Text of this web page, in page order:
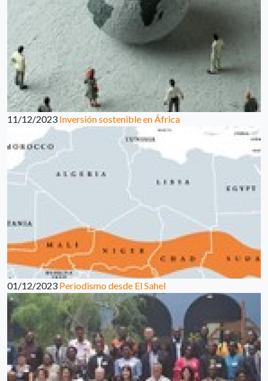
11/12/2023 Inversión sostenible en África
01/12/2023 Periodismo desde El Sahel